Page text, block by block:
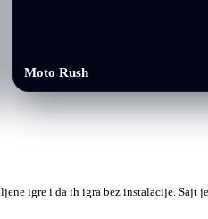
Moto Rush
igre i da ih igra bez instalacije. Sajt